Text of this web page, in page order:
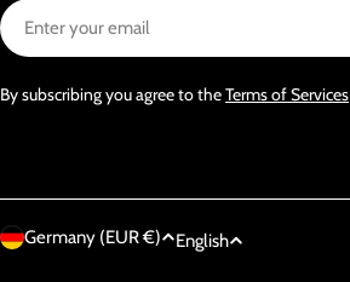
Email
By subscribing you agree to theTerms of Services
C
Germany (EUR €)
L
English